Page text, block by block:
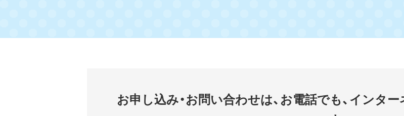
お申し込み・お問い合わせは、お電話でも、インタ